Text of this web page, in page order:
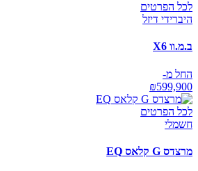
לכל הפרטים
היברידי דיזל
ב.מ.וו X6
החל מ-
₪599,900
לכל הפרטים
חשמלי
מרצדס G קלאס EQ